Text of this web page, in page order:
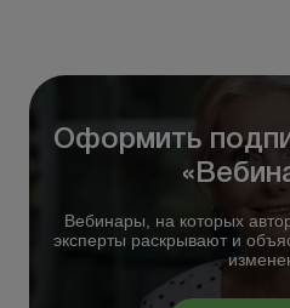
Оформить
Вебинары, на которых
эксперты раскрывают и